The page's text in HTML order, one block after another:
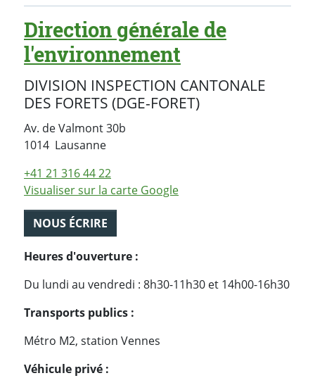
Direction générale de
l'environnement
DIVISION INSPECTION CANTONALE
DES FORETS (DGE-FORET)
Av. de Valmont 30b
1014 LausanneSuisse
+41 21 316 44 22
Visualiser sur la carte Google
NOUS ÉCRIRE
Heures d'ouverture :
Du lundi au vendredi : 8h30-11h30 et 14h00-16h30
Transports publics :
Métro M2, station Vennes
Véhicule privé :